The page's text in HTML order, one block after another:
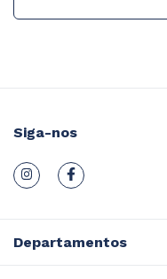
Maciça
Siga-nos
Departamentos